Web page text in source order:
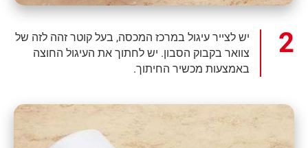
יש לצייר עיגול במרכז המכסה, בעל קוטר זהה לזה של
צוואר בקבוק הסבון. יש לחתוך את העיגול החוצה
באמצעות מכשיר החיתוך.